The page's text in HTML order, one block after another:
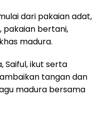
dari pakaian adat,
pakaian bertani,
madura.
Saiful, ikut serta
tangan dan
madura bersama